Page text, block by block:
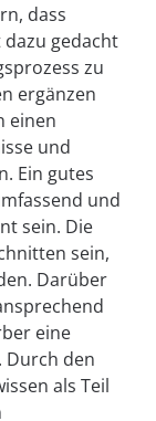
dass
dazu gedacht
zu
ergänzen
einen
und
Ein gutes
und
sein. Die
sein,
Darüber
eine
Durch den
als Teil